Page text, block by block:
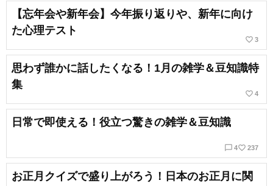
【忘年会や新年会】今年振り返りや、新年に向け
た心理テスト
favorite_border 3
思わず誰かに話したくなる！1月の雑学＆豆知識特
集
favorite_border 4
日常で即使える！役立つ驚きの雑学＆豆知識
chat_bubble_outline 4favorite_border 237
お正月クイズで盛り上がろう！日本のお正月に関